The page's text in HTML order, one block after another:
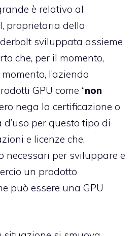
è relativo al
proprietaria della
sviluppata assieme
che, per il momento,
l’azienda
GPU come “non
nega la certificazione o
per questo tipo di
e licenze che,
necessari per sviluppare e
un prodotto
può essere una GPU